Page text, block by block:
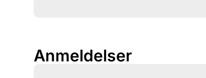
Anmeldelser